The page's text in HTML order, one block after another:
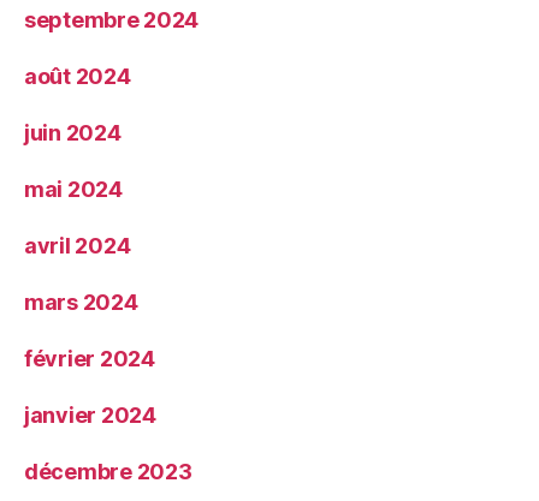
septembre 2024
août 2024
juin 2024
mai 2024
avril 2024
mars 2024
février 2024
janvier 2024
décembre 2023